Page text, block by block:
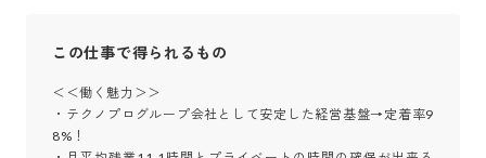
この仕事で得られるもの
＜＜働く魅力＞＞
・テクノプログループ会社として安定した経営基盤→定着率9
8%！